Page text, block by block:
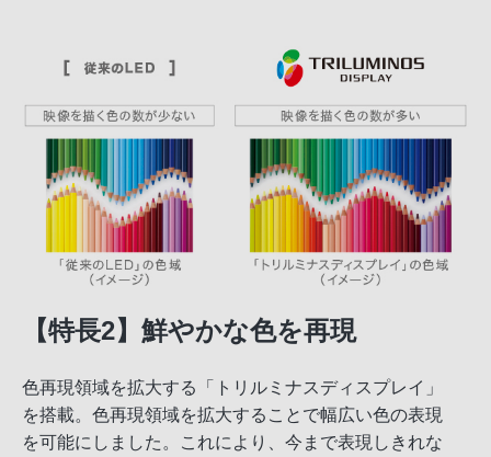
【特長2】鮮やかな色を再現
色再現領域を拡大する「トリルミナスディスプレイ」
を搭載。色再現領域を拡大することで幅広い色の表現
を可能にしました。これにより、今まで表現しきれな